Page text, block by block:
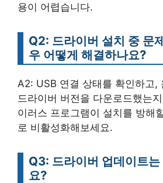
용이 어렵습니다.
Q2: 드라이버 설치 중 문
우 어떻게 해결하나요?
A2: USB 연결 상태를 확인하고,
드라이버 버전을 다운로드했는
이러스 프로그램이 설치를 방해
로 비활성화해보세요.
Q3: 드라이버 업데이트
요?